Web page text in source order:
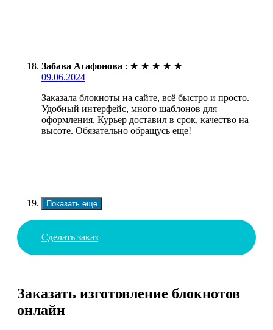
Забава Агафонова : ★ ★ ★ ★ ★
09.06.2024
Заказала блокноты на сайте, всё быстро и просто.
Удобный интерфейс, много шаблонов для
оформления. Курьер доставил в срок, качество на
высоте. Обязательно обращусь еще!
Показать еще
Сделать заказ
Заказать изготовление блокнотов
онлайн